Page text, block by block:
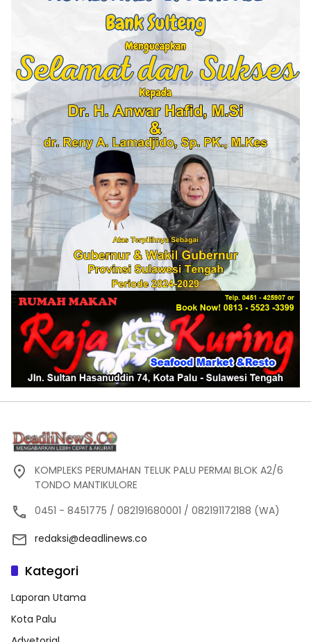
KOMPLEKS PERUMAHAN TELUK PALU PERMAI BLOK A2/6
TONDO MANTIKULORE
0451 - 8451775 / 082191680001 / 082191172188 (WA)
redaksi@deadlinews.co
Kategori
Laporan Utama
Kota Palu